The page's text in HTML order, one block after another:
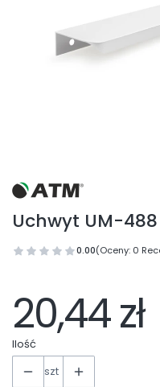
Uchwyt UM-488
0.00(Oceny: 0
20,44 zł
Ilość
szt